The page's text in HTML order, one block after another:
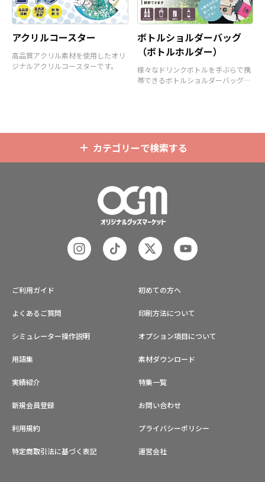
アクリルコースター
高品質アクリル素材を使用したオリ
ジナルアクリルコースターです。
ボトルショルダーバッグ
（ボトルホルダー）
様々なドリンクボトルを手ぶらで携
帯できるボトルショルダーバッグ
カテゴリーで検索する
ご利用ガイド 初めての方へ
よくあるご質問 印刷方法について
シミュレーター操作説明 オプション項目について
用語集 素材ダウンロード
実績紹介 特集一覧
新規会員登録 お問い合わせ
利用規約 プライバシーポリシー
特定商取引法に基づく表記 運営会社